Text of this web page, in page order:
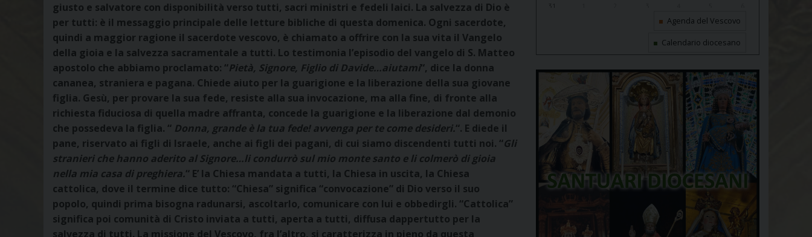
giusto e salvatore con disponibilità verso tutti, sacri ministri e fedeli laici. La salvezza di Dio è
per tutti: è il messaggio principale delle letture bibliche di questa domenica. Ogni sacerdote,
quindi a maggior ragione il sacerdote vescovo, è chiamato a offrire con la sua vita il Vangelo
della gioia e la salvezza sacramentale a tutti. Lo testimonia l’episodio del vangelo di S. Matteo
apostolo che abbiamo proclamato: “Pietà, Signore, Figlio di Davide…aiutami“, dice la donna
cananea, straniera e pagana. Chiede aiuto per la guarigione e la liberazione della sua giovane
figlia. Gesù, per provare la sua fede, resiste alla sua invocazione, ma alla fine, di fronte alla
richiesta fiduciosa di quella madre affranta, concede la guarigione e la liberazione dal demonio
che possedeva la figlia. “ Donna, grande è la tua fede! avvenga per te come desideri.“. E diede il
pane, riservato ai figli di Israele, anche ai figli dei pagani, di cui siamo discendenti tutti noi. “Gli
stranieri che hanno aderito al Signore…li condurrò sul mio monte santo e li colmerò di gioia
nella mia casa di preghiera.“ E’ la Chiesa mandata a tutti, la Chiesa in uscita, la Chiesa
cattolica, dove il termine dice tutto: “Chiesa” significa “convocazione” di Dio verso il suo
popolo, quindi prima bisogna radunarsi, ascoltarlo, comunicare con lui e obbedirgli. “Cattolica”
significa poi comunità di Cristo inviata a tutti, aperta a tutti, diffusa dappertutto per la
salvezza di tutti. La missione del Vescovo, fra l’altro, si caratterizza in pieno da questa
Agenda del Vescovo
Calendario diocesano